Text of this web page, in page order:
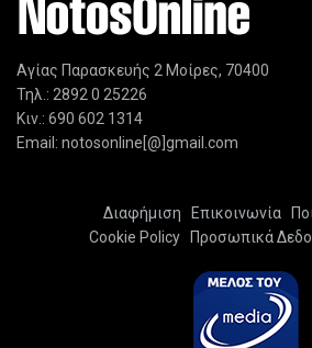
Αγίας Παρασκευής 2 Μοίρες, 70400
Τηλ.: 2892 0 25226
Κιν.: 690 602 1314
Email: notosonline[@]gmail.com
Διαφήμιση Επικοινωνία
Cookie Policy Προσωπικά